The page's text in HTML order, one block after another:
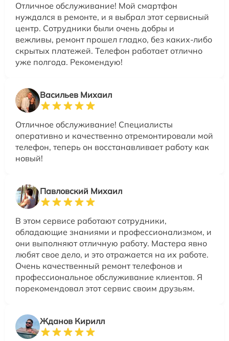
Отличное обслуживание! Мой смартфон
нуждался в ремонте, и я выбрал этот сервисный
центр. Сотрудники были очень добры и
вежливы, ремонт прошел гладко, без каких-либо
скрытых платежей. Телефон работает отлично
уже полгода. Рекомендую!
Васильев Михаил
Отличное обслуживание! Специалисты
оперативно и качественно отремонтировали мой
телефон, теперь он восстанавливает работу как
новый!
Павловский Михаил
В этом сервисе работают сотрудники,
обладающие знаниями и профессионализмом, и
они выполняют отличную работу. Мастера явно
любят свое дело, и это отражается на их работе.
Очень качественный ремонт телефонов и
профессиональное обслуживание клиентов. Я
порекомендовал этот сервис своим друзьям.
Жданов Кирилл